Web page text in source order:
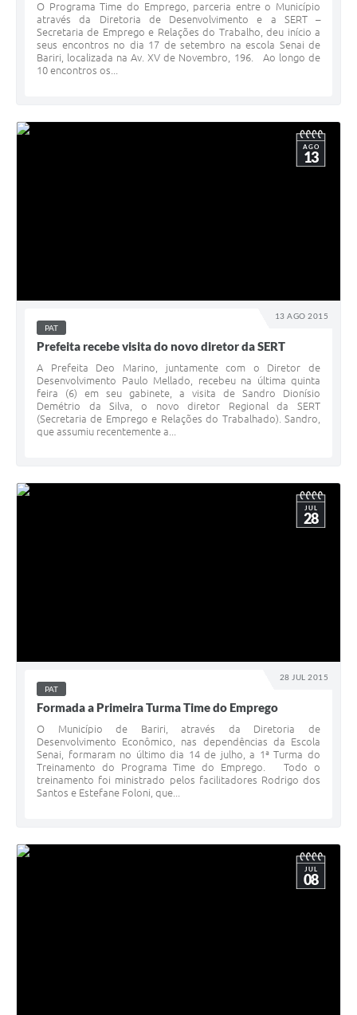
O Programa Time do Emprego, parceria entre o Município
através da Diretoria de Desenvolvimento e a SERT –
Secretaria de Emprego e Relações do Trabalho, deu início a
seus encontros no dia 17 de setembro na escola Senai de
Bariri, localizada na Av. XV de Novembro, 196. Ao longo de
10 encontros os...
13 AGO 2015
AGO
13
PAT
Prefeita recebe visita do novo diretor da SERT
A Prefeita Deo Marino, juntamente com o Diretor de
Desenvolvimento Paulo Mellado, recebeu na última quinta
feira (6) em seu gabinete, a visita de Sandro Dionísio
Demétrio da Silva, o novo diretor Regional da SERT
(Secretaria de Emprego e Relações do Trabalhado). Sandro,
que assumiu recentemente a...
28 JUL 2015
JUL
28
PAT
Formada a Primeira Turma Time do Emprego
O Município de Bariri, através da Diretoria de
Desenvolvimento Econômico, nas dependências da Escola
Senai, formaram no último dia 14 de julho, a 1ª Turma do
Treinamento do Programa Time do Emprego. Todo o
treinamento foi ministrado pelos facilitadores Rodrigo dos
Santos e Estefane Foloni, que...
JUL
08